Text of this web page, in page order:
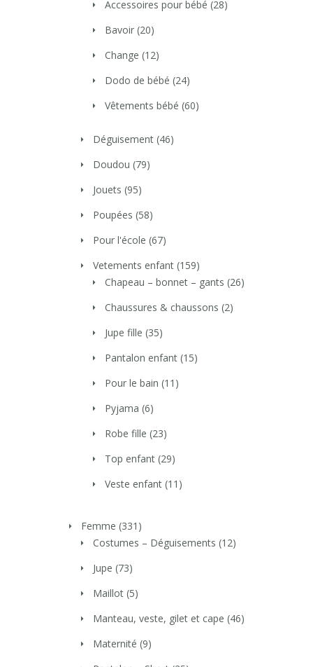
Accessoires pour bébé (28)
Bavoir (20)
Change (12)
Dodo de bébé (24)
Vêtements bébé (60)
Déguisement (46)
Doudou (79)
Jouets (95)
Poupées (58)
Pour l'école (67)
Vetements enfant (159)
Chapeau – bonnet – gants (26)
Chaussures & chaussons (2)
Jupe fille (35)
Pantalon enfant (15)
Pour le bain (11)
Pyjama (6)
Robe fille (23)
Top enfant (29)
Veste enfant (11)
Femme (331)
Costumes – Déguisements (12)
Jupe (73)
Maillot (5)
Manteau, veste, gilet et cape (46)
Maternité (9)